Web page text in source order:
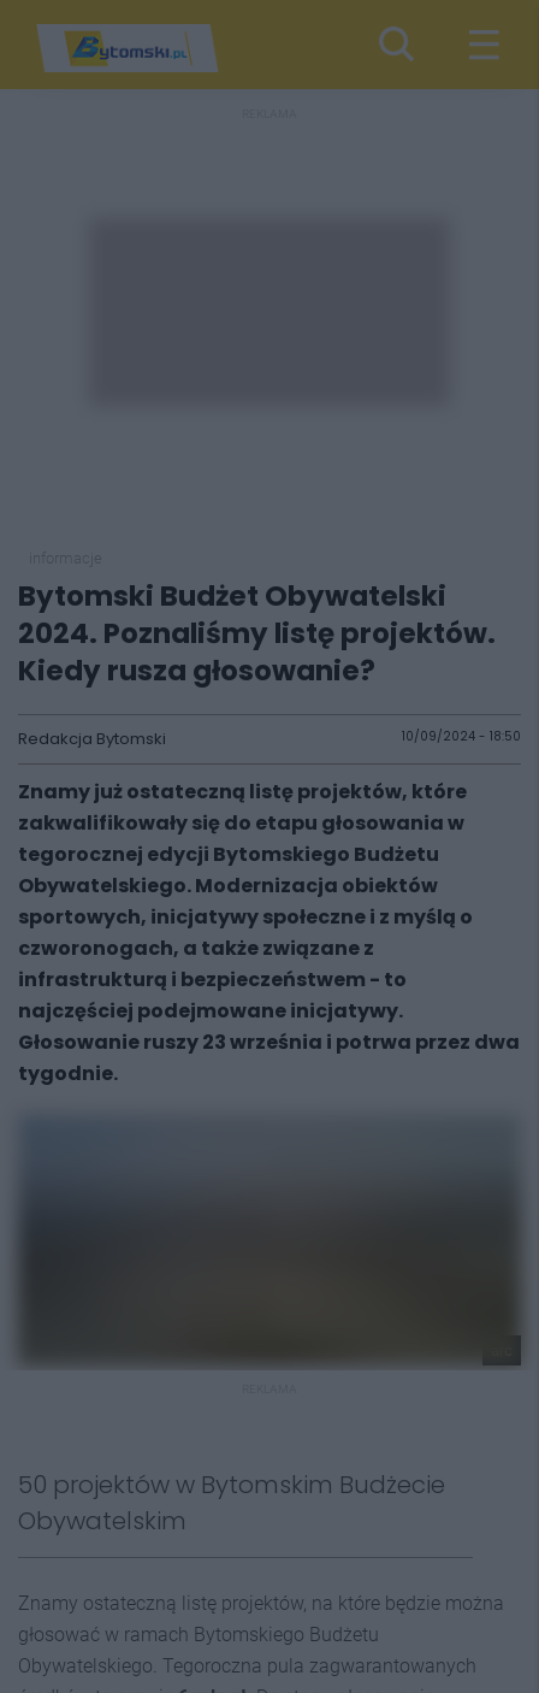
Bytomski Budżet Obywatelski
2024. Poznaliśmy listę projektów.
Kiedy rusza głosowanie?
Redakcja Bytomski 10/09/2024 - 18:50
Znamy już ostateczną listę projektów, które
zakwalifikowały się do etapu głosowania w
tegorocznej edycji Bytomskiego Budżetu
Obywatelskiego. Modernizacja obiektów
sportowych, inicjatywy społeczne i z myślą o
czworonogach, a także związane z
infrastrukturą i bezpieczeństwem - to
najczęściej podejmowane inicjatywy.
Głosowanie ruszy 23 września i potrwa przez dwa
tygodnie.
50 projektów w Bytomskim Budżecie
Obywatelskim
Znamy ostateczną listę projektów, na które będzie można
głosować w ramach Bytomskiego Budżetu
Obywatelskiego. Tegoroczna pula zagwarantowanych